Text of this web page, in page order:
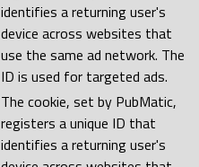
identifies a returning user's
device across websites that
use the same ad network. The
ID is used for targeted ads.
The cookie, set by PubMatic,
registers a unique ID that
identifies a returning user's